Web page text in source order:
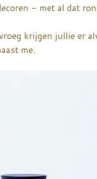
- met al dat
krijgen jullie er
me.